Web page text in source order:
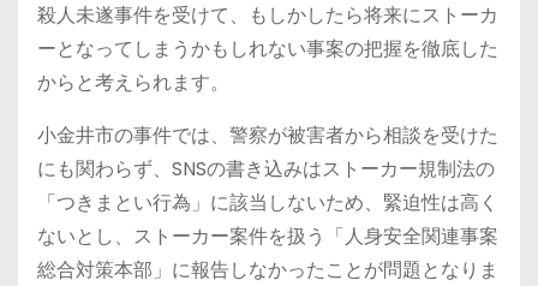
殺人未遂事件を受けて、もしかしたら将来にストーカ
ーとなってしまうかもしれない事案の把握を徹底した
からと考えられます。
小金井市の事件では、警察が被害者から相談を受けた
にも関わらず、SNSの書き込みはストーカー規制法の
「つきまとい行為」に該当しないため、緊迫性は高く
ないとし、ストーカー案件を扱う「人身安全関連事案
総合対策本部」に報告しなかったことが問題となりま